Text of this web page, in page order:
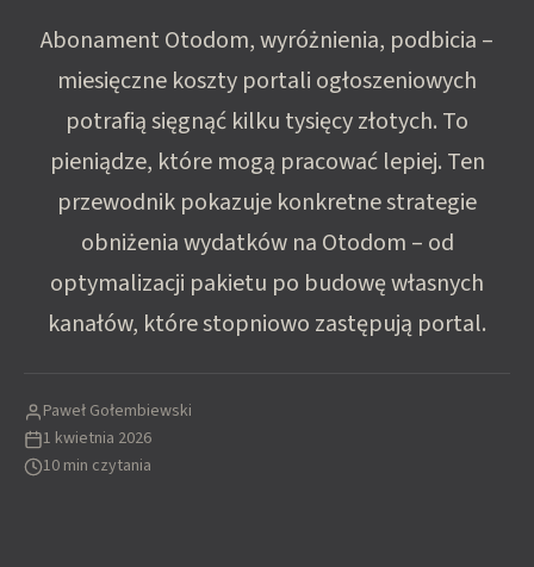
Abonament Otodom, wyróżnienia, podbicia –
miesięczne koszty portali ogłoszeniowych
potrafią sięgnąć kilku tysięcy złotych. To
pieniądze, które mogą pracować lepiej. Ten
przewodnik pokazuje konkretne strategie
obniżenia wydatków na Otodom – od
optymalizacji pakietu po budowę własnych
kanałów, które stopniowo zastępują portal.
Paweł Gołembiewski
1 kwietnia 2026
10 min czytania